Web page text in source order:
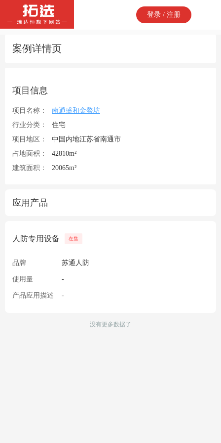
登录 / 注册
案例详情页
项目信息
项目名称：
南通盛和金鳌坊
行业分类：
住宅
项目地区：
中国内地江苏省南通市
占地面积：
42810m²
建筑面积：
20065m²
应用产品
人防专用设备 在售
品牌 苏通人防
使用量 -
产品应用描述 -
没有更多数据了